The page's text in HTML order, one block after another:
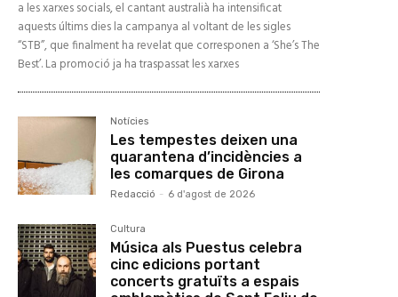
a les xarxes socials, el cantant australià ha intensificat
aquests últims dies la campanya al voltant de les sigles
“STB”, que finalment ha revelat que corresponen a ‘She’s The
Best’. La promoció ja ha traspassat les xarxes
Notícies
Les tempestes deixen una
quarantena d’incidències a
les comarques de Girona
Redacció - 6 d'agost de 2026
Cultura
Música als Puestus celebra
cinc edicions portant
concerts gratuïts a espais